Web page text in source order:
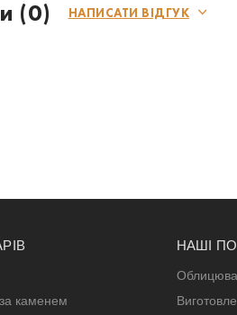
(0) НАПИСАТИ ВІДГУК
каменем
НАШІ